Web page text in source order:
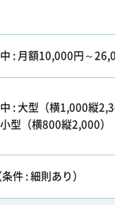
: 月額10,000円～
: 大型（横1,000縦
型（横800縦2,000）
件 : 細則あり）